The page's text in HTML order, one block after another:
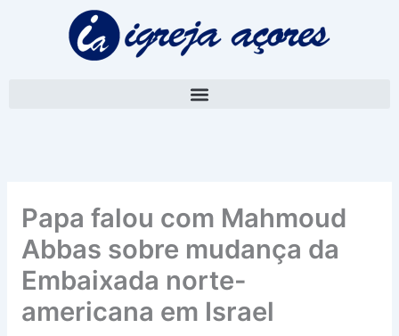
Papa falou com Mahmoud
Abbas sobre mudança da
Embaixada norte-
americana em Israel